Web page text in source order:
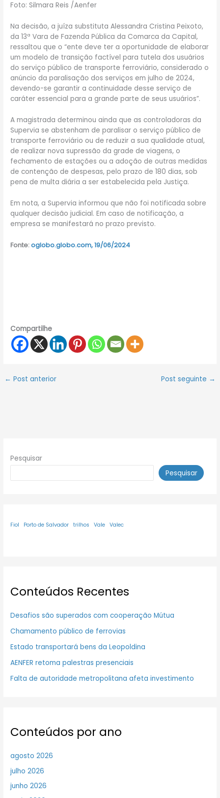
Foto: Silmara Reis /Aenfer
Na decisão, a juíza substituta Alessandra Cristina Peixoto,
da 13ª Vara de Fazenda Pública da Comarca da Capital,
ressaltou que o “ente deve ter a oportunidade de elaborar
um modelo de transição factível para tutela dos usuários
do serviço público de transporte ferroviário, considerado o
anúncio da paralisação dos serviços em julho de 2024,
devendo-se garantir a continuidade desse serviço de
caráter essencial para a grande parte de seus usuários”.
A magistrada determinou ainda que as controladoras da
Supervia se abstenham de paralisar o serviço público de
transporte ferroviário ou de reduzir a sua qualidade atual,
de realizar nova supressão da grade de viagens, o
fechamento de estações ou a adoção de outras medidas
de contenção de despesas, pelo prazo de 180 dias, sob
pena de multa diária a ser estabelecida pela Justiça.
Em nota, a Supervia informou que não foi notificada sobre
qualquer decisão judicial. Em caso de notificação, a
empresa se manifestará no prazo previsto.
Fonte:oglobo.globo.com, 19/06/2024
Compartilhe
← Post anterior Post seguinte →
Pesquisar
Pesquisar
Fiol Porto de Salvador trilhos Vale Valec
Conteúdos Recentes
Desafios são superados com cooperação Mútua
Chamamento público de ferrovias
Estado transportará bens da Leopoldina
AENFER retoma palestras presenciais
Falta de autoridade metropolitana afeta investimento
Conteúdos por ano
agosto 2026
julho 2026
junho 2026